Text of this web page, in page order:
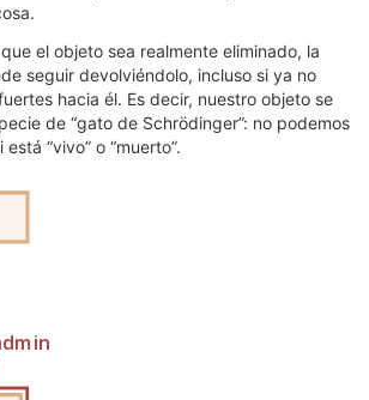
el objeto sea realmente eliminado, la
seguir devolviéndolo, incluso si ya no
hacia él. Es decir, nuestro objeto se
de “gato de Schrödinger”: no podemos
“vivo” o “muerto”.